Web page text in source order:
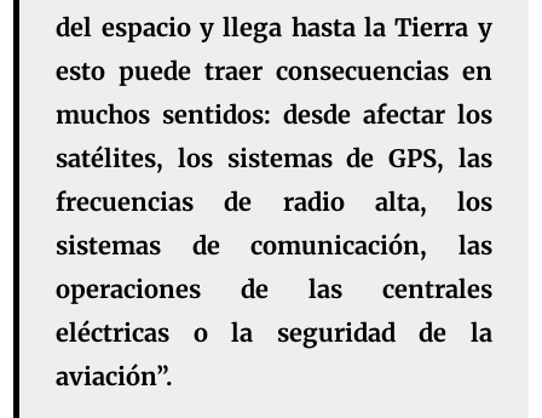
del espacio y llega hasta la Tierra y
esto puede traer consecuencias en
muchos sentidos: desde afectar los
satélites, los sistemas de GPS, las
frecuencias de radio alta, los
sistemas de comunicación, las
operaciones de las centrales
eléctricas o la seguridad de la
aviación”.